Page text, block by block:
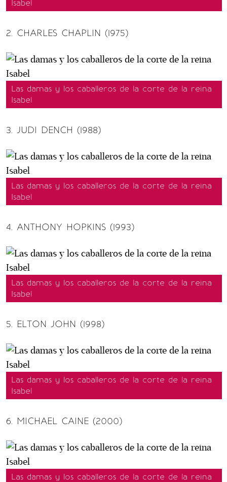
Isabel
2. CHARLES CHAPLIN (1975)
Las damas y los caballeros de la corte de la reina
Isabel
3. JUDI DENCH (1988)
Las damas y los caballeros de la corte de la reina
Isabel
4. ANTHONY HOPKINS (1993)
Las damas y los caballeros de la corte de la reina
Isabel
5. ELTON JOHN (1998)
Las damas y los caballeros de la corte de la reina
Isabel
6. MICHAEL CAINE (2000)
Las damas y los caballeros de la corte de la reina